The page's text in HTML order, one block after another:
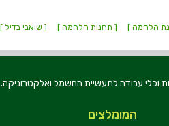
הלחמה ] [ תחנות הלחמה ] [ שואבי בדיל ]
ומחברים, סוללות וכלי עבודה לתעשיית החשמל ואלקטרוניקה.
המומלצים